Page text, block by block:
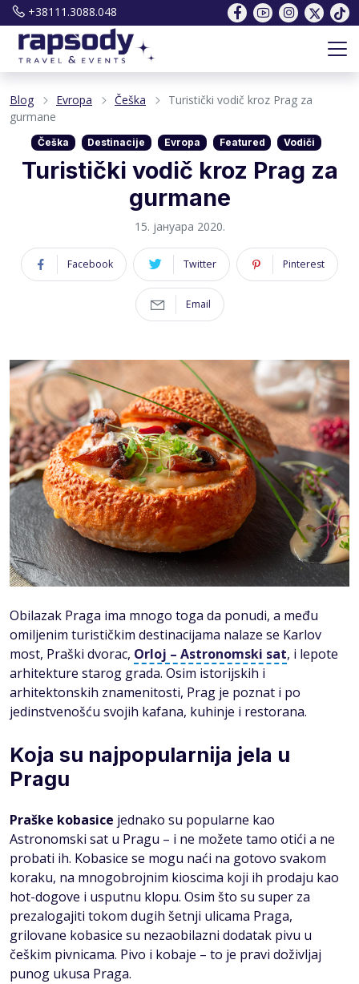
+38111.3088.048
Blog Evropa Češka
Turistički vodič kroz Prag za
gurmane
Češka Destinacije Evropa Featured Vodiči
Turistički vodič kroz Prag za
gurmane
15. јануара 2020.
Facebook Twitter Pinterest
Email
Obilazak Praga ima mnogo toga da ponudi, a među
omiljenim turističkim destinacijama nalaze se Karlov
most, Praški dvorac, Orloj – Astronomski sat, i lepote
arhitekture starog grada. Osim istorijskih i
arhitektonskih znamenitosti, Prag je poznat i po
jedinstvenošću svojih kafana, kuhinje i restorana.
Koja su najpopularnija jela u
Pragu
Praške kobasice jednako su popularne kao
Astronomski sat u Pragu – i ne možete tamo otići a ne
probati ih. Kobasice se mogu naći na gotovo svakom
koraku, na mnogobrojnim kioscima koji ih prodaju kao
hot-dogove i usputnu klopu. Osim što su super za
prezalogajiti tokom dugih šetnji ulicama Praga,
grilovane kobasice su nezaobilazni dodatak pivu u
češkim pivnicama. Pivo i kobaje – to je pravi doživljaj
punog ukusa Praga.